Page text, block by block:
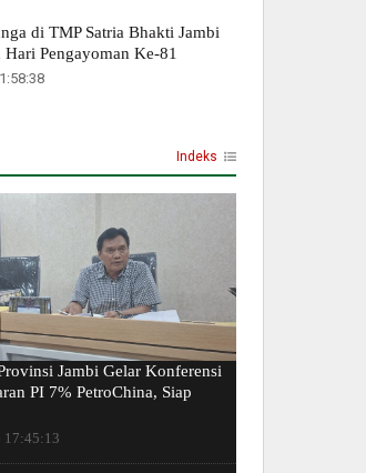
di TMP Satria Bhakti Jambi
Hari Pengayoman Ke-81
Indeks
Jambi Gelar Konferensi
PI 7% PetroChina, Siap
17:45:13